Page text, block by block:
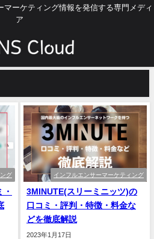
ーケティング情報を発信する専門メディ
ア
グ インフルエンサーマーケティング
3MINUTE(スリーミニッツ)の
口コミ・評判・特徴・料金な
どを徹底解説
2023年1月17日